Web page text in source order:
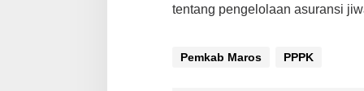
tentang pengelolaan asuransi
Pemkab Maros PPPK